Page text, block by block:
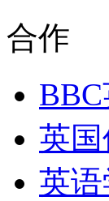
合作
英
英